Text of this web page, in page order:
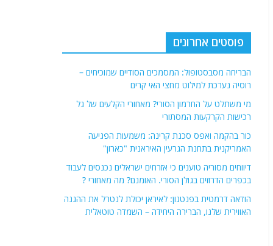
פוסטים אחרונים
הבריחה מסבסטופול: המסמכים הסודיים שמוכיחים –
רוסיה נערכת למילוט מחצי האי קרים
מי משתלט על החרמון הסורי? מאחורי הקלעים של גל
רכישות הקרקעות המסתורי
כור בהקמה ואפס סכנת קרינה: משמעות הפגיעה
האמריקנית בתחנת הגרעין האיראנית "כארון"
דיווחים מסוריה טוענים כי אזרחים ישראלים נכנסים לעבוד